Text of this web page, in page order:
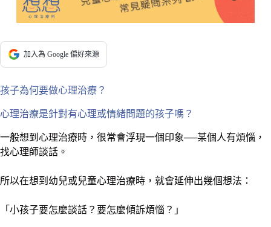
加入為 Google 偏好來源
孩子為何要做心理治療？
心理治療是針對有心理或情緒問題的孩子嗎？
一般想到心理治療時，很常會浮現一個印象──某個人有煩惱，
找心理師談話。
所以在想到幼兒或兒童心理治療時，就會延伸出幾個想法：
「小孩子要怎麼談話？要怎麼傾訴煩惱？」